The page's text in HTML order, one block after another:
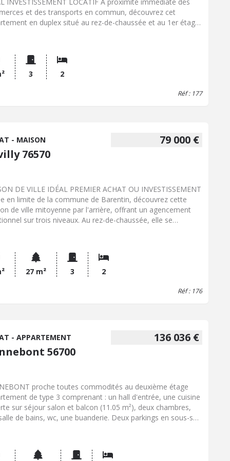
et des transports en commun, découvrez cet
en duplex situé au rez-de-chaussée et au 1er étage
desservant l'étage. Au 1er étage, vous trouverez une
chambre avec placard, une salle d'eau avec WC, un
et un espace de rangement. Des travaux de
3 2
Réf : 177
79 000 €
- MAISON
76570
DE VILLE IDÉAL PREMIER ACHAT OU INVESTISSEMENT
en limite de la commune de Barentin, découvrez cette
de ville mitoyenne par l'arrière, offrant un agencement
sur trois niveaux. Au rez-de-chaussée, elle se
WC indépendant. Le deuxième étage accueille une seconde
et une salle de bains. Une cave vient compléter
et offre un espace de rangement supplémentaire. Des
futurs occupants de personnaliser le bien selon leurs envies.
27 m² 3 2
Réf : 176
136 036 €
- APPARTEMENT
56700
proche toutes commodités au deuxième étage
de type 3 comprenant : un hall d'entrée, une cuisine
sur séjour salon et balcon (11.05 m²), deux chambres,
de bains, wc, une buanderie. Deux parkings en sous-sol,